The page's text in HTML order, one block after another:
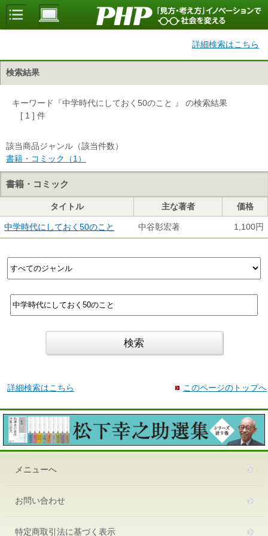
詳細検索はこちら
検索結果
キーワード『中学時代にしておく50のこと 』 の検索結果
[ 1 ] 件
該当商品ジャンル（該当件数）
書籍・コミック（1）
書籍・コミック
タイトル 主な著者 価格
中学時代にしておく50のこと 中谷彰宏著 1,100円
詳細検索はこちら このページのトップへ
メニューへ
お問い合わせ
特定商取引法に基づく表示